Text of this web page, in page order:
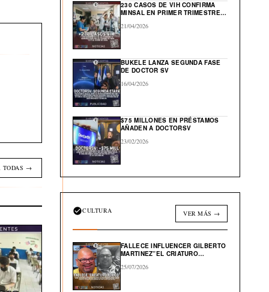
TODAS →
230 CASOS DE VIH CONFIRMA
MINSAL EN PRIMER TRIMESTRE
21/04/2026
BUKELE LANZA SEGUNDA FASE
DE DOCTOR SV
16/04/2026
$75 MILLONES EN PRÉSTAMOS
AÑADEN A DOCTORSV
23/02/2026
CULTURA VER MÁS →
FALLECE INFLUENCER GILBERTO
MARTINEZ”EL CRIATURO
25/07/2026